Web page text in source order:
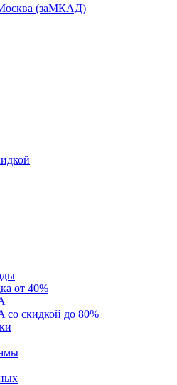
(заМКАД)
от 40%
со скидкой до 80%